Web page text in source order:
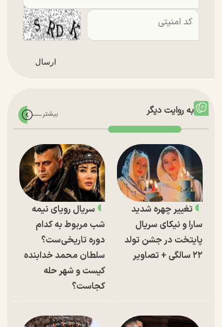
به روایت دیگر
تغییر چهره شدید
سارا و نیکای سریال
پایتخت در جشن تولد
۲۲ سالگی + تصاویر
سریال رویای نیمه
شب مربوط به کدام
دوره تاریخی‌ست؟
سلطان محمد خدابنده
کیست و شهر حله
کجاست؟